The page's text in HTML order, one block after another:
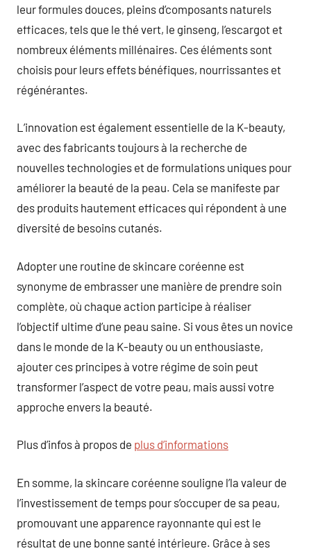
leur formules douces, pleins d’composants naturels
efficaces, tels que le thé vert, le ginseng, l’escargot et
nombreux éléments millénaires. Ces éléments sont
choisis pour leurs effets bénéfiques, nourrissantes et
régénérantes.
L’innovation est également essentielle de la K-beauty,
avec des fabricants toujours à la recherche de
nouvelles technologies et de formulations uniques pour
améliorer la beauté de la peau. Cela se manifeste par
des produits hautement efficaces qui répondent à une
diversité de besoins cutanés.
Adopter une routine de skincare coréenne est
synonyme de embrasser une manière de prendre soin
complète, où chaque action participe à réaliser
l’objectif ultime d’une peau saine. Si vous êtes un novice
dans le monde de la K-beauty ou un enthousiaste,
ajouter ces principes à votre régime de soin peut
transformer l’aspect de votre peau, mais aussi votre
approche envers la beauté.
Plus d’infos à propos de plus d’informations
En somme, la skincare coréenne souligne l’la valeur de
l’investissement de temps pour s’occuper de sa peau,
promouvant une apparence rayonnante qui est le
résultat de une bonne santé intérieure. Grâce à ses